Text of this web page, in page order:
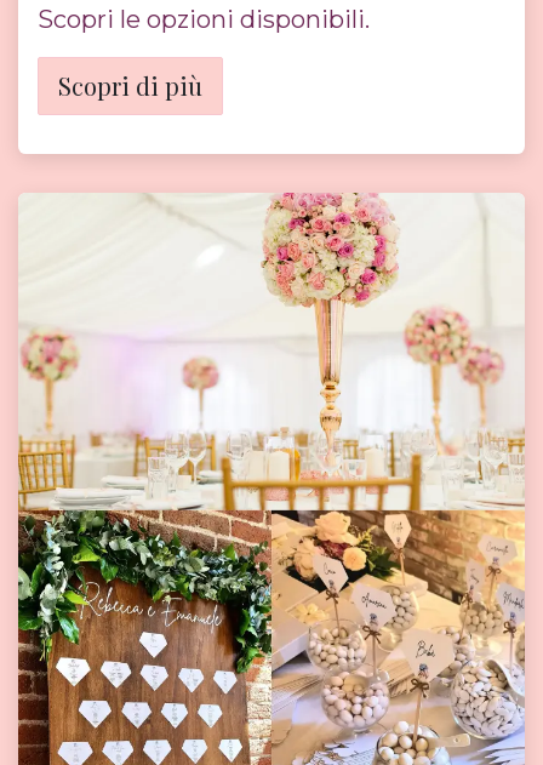
Scopri le opzioni disponibili.
Scopri di più